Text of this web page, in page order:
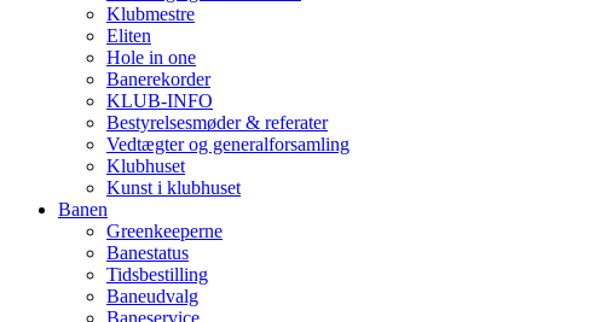
Klubmestre
Eliten
Hole in one
Banerekorder
KLUB-INFO
Bestyrelsesmøder & referater
Vedtægter og generalforsamling
Klubhuset
Kunst i klubhuset
Banen
Greenkeeperne
Banestatus
Tidsbestilling
Baneudvalg
Baneservice